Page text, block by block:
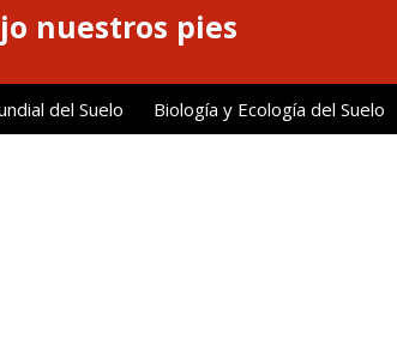
nuestros pies
del Suelo Biología y Ecología del Suelo